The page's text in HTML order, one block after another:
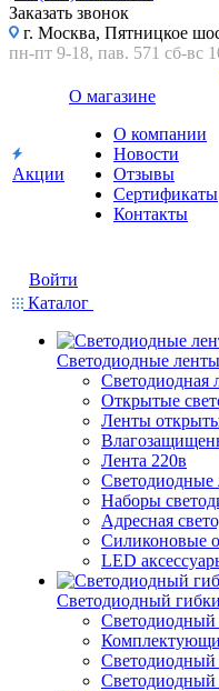
Заказать звонок
г. Москва, Пятницкое
пн-пт 9-18, пав. 571 сб-вс
Акции
О магазине
О компании
Новости
Отзывы
Сертификаты
Контакты
Войти
Каталог
Светодиодные ленты
Светодиодная
Открытые
Ленты
Лента 220в
Светодиодные
Наборы
Адресная
Силиконовые
LED
Светодиодный
Светодиодный
Светодиодный
Светодиодный